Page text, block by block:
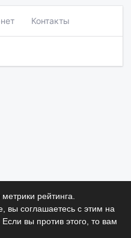
Контакты
рейтинга.
вы соглашаетесь с этим на
. Если вы против этого, то вам